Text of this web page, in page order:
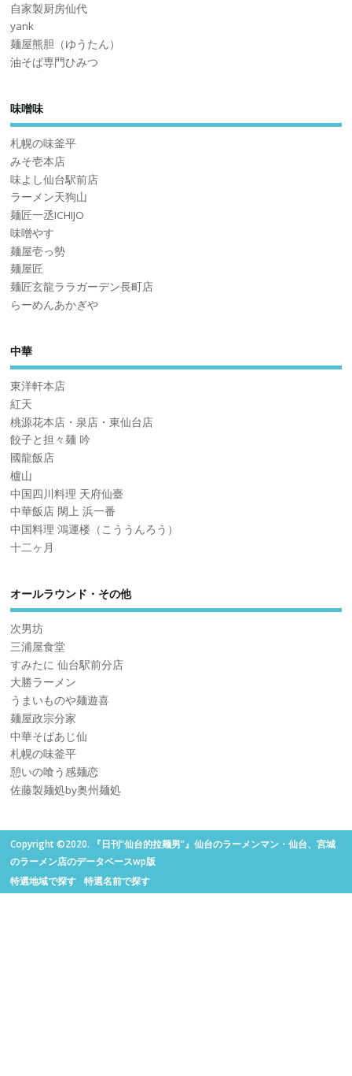
自家製厨房仙代
yank
麺屋熊胆（ゆうたん）
油そば専門ひみつ
味噌味
札幌の味釜平
みそ壱本店
味よし仙台駅前店
ラーメン天狗山
麺匠一丞ICHIJO
味噌やす
麺屋壱っ勢
麺屋匠
麺匠玄龍ララガーデン長町店
らーめんあかぎや
中華
東洋軒本店
紅天
桃源花本店・泉店・東仙台店
餃子と担々麺 吟
國龍飯店
櫨山
中国四川料理 天府仙臺
中華飯店 閖上 浜一番
中国料理 鴻運楼（こううんろう）
十二ヶ月
オールラウンド・その他
次男坊
三浦屋食堂
すみたに 仙台駅前分店
大勝ラーメン
うまいものや麺遊喜
麺屋政宗分家
中華そばあじ仙
札幌の味釜平
憩いの喰う感麺恋
佐藤製麺処by奥州麺処
Copyright ©2020. 『日刊“仙台的拉麺男”』仙台のラーメンマン・仙台、宮城
のラーメン店のデータベースwp版
特選地域で探す
特選名前で探す